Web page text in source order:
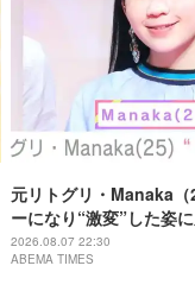
元リトグリ・Manaka
ーになり“激変”した姿
て」「昔から見てるけど
愛くなってる」
2026.08.07 22:30
ABEMA TIMES